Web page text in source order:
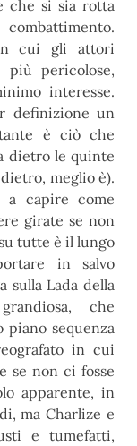
che si sia rotta
cui gli attori
più pericolose,
interesse.
definizione un
è ciò che
dietro le quinte
meglio è).
a capire come
girate se non
tutte è il lungo
in salvo
sulla Lada della
che
piano sequenza
in cui
se non ci fosse
apparente, in
ma Charlize e
e tumefatti,